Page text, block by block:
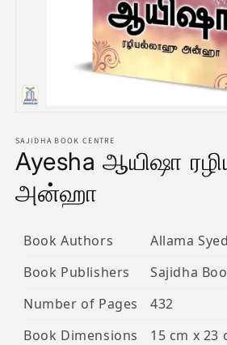
1
in
modal
SAJIDHA BOOK CENTRE
Ayesha ஆயிஷா
அன்ஹா
Book Authors
Allama
Book Publishers
Sajidha
Number of Pages
432
Book Dimensions
15 cm x 23